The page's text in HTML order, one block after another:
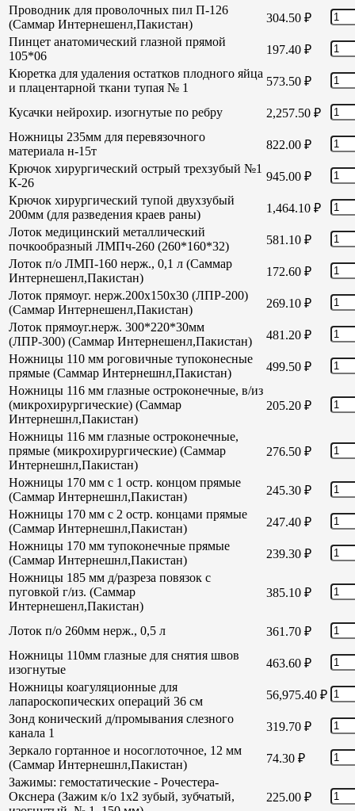
Проводник для проволочных пил П-126
(Саммар Интернешенл,Пакистан)
304.50 ₽
Пинцет анатомический глазной прямой
105*06
197.40 ₽
Кюретка для удаления остатков плодного яйца
и плацентарной ткани тупая № 1
573.50 ₽
Кусачки нейрохир. изогнутые по ребру 2,257.50 ₽
Ножницы 235мм для перевязочного
материала н-15т
822.00 ₽
Крючок хирургический острый трехзубый №1
К-26
945.00 ₽
Крючок хирургический тупой двухзубый
200мм (для разведения краев раны)
1,464.10 ₽
Лоток медицинский металлический
почкообразный ЛМПч-260 (260*160*32)
581.10 ₽
Лоток п/о ЛМП-160 нерж., 0,1 л (Саммар
Интернешенл,Пакистан)
172.60 ₽
Лоток прямоуг. нерж.200х150х30 (ЛПР-200)
(Саммар Интернешенл,Пакистан)
269.10 ₽
Лоток прямоуг.нерж. 300*220*30мм
(ЛПР-300) (Саммар Интернешенл,Пакистан)
481.20 ₽
Ножницы 110 мм роговичные тупоконесные
прямые (Саммар Интернешнл,Пакистан)
499.50 ₽
Ножницы 116 мм глазные остроконечные, в/из
(микрохирургические) (Саммар
Интернешнл,Пакистан)
205.20 ₽
Ножницы 116 мм глазные остроконечные,
прямые (микрохирургические) (Саммар
Интернешнл,Пакистан)
276.50 ₽
Ножницы 170 мм с 1 остр. концом прямые
(Саммар Интернешнл,Пакистан)
245.30 ₽
Ножницы 170 мм с 2 остр. концами прямые
(Саммар Интернешнл,Пакистан)
247.40 ₽
Ножницы 170 мм тупоконечные прямые
(Саммар Интернешнл,Пакистан)
239.30 ₽
Ножницы 185 мм д/разреза повязок с
пуговкой г/из. (Саммар
Интернешенл,Пакистан)
385.10 ₽
Лоток п/о 260мм нерж., 0,5 л 361.70 ₽
Ножницы 110мм глазные для снятия швов
изогнутые
463.60 ₽
Ножницы коагуляционные для
лапароскопических операций 36 см
56,975.40 ₽
Зонд конический д/промывания слезного
канала 1
319.70 ₽
Зеркало гортанное и носоглоточное, 12 мм
(Саммар Интернешнл,Пакистан)
74.30 ₽
Зажимы: гемостатические - Рочестера-
Окснера (Зажим к/о 1х2 зубый, зубчатый,
225.00 ₽